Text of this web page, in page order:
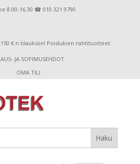
8.00-16.30 ☎ 010 321 9790
€:n tilauksiin! Poislukien rahtituotteet.
JA SOPIMUSEHDOT
OMA TILI